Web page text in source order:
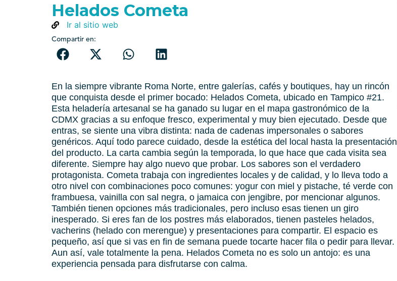
Helados Cometa
Ir al sitio web
Compartir en:
En la siempre vibrante Roma Norte, entre galerías, cafés y boutiques, hay un rincón
que conquista desde el primer bocado: Helados Cometa, ubicado en Tampico #21.
Esta heladería artesanal se ha ganado su lugar en el mapa gastronómico de la
CDMX gracias a su enfoque fresco, experimental y muy bien ejecutado. Desde que
entras, se siente una vibra distinta: nada de cadenas impersonales o sabores
genéricos. Aquí todo parece cuidado, desde la estética del local hasta la presentación
del producto. La carta cambia según la temporada, lo que hace que cada visita sea
diferente. Siempre hay algo nuevo que probar. Los sabores son el verdadero
protagonista. Cometa trabaja con ingredientes locales y de calidad, y lo lleva todo a
otro nivel con combinaciones poco comunes: yogur con miel y pistache, té verde con
frambuesa, vainilla con sal negra, o jamaica con jengibre, por mencionar algunos.
También tienen opciones más tradicionales, pero incluso esas tienen un giro
inesperado. Si eres fan de los postres más elaborados, tienen pasteles helados,
vacherins (helado con merengue) y presentaciones para compartir. El espacio es
pequeño, así que si vas en fin de semana puede tocarte hacer fila o pedir para llevar.
Aun así, vale totalmente la pena. Helados Cometa no es solo un antojo: es una
experiencia pensada para disfrutarse con calma.